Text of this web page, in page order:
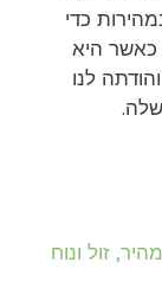
כדי
כאשר היא
לנו
זול ונוח